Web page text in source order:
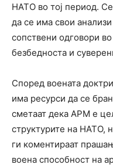
НАТО во тој период.
да се има свои
сопствени одговори
безбедноста и
Според воената
има ресурси да се
сметаат дека АРМ е
структурите на НАТО,
ги коментираат
воена способност на